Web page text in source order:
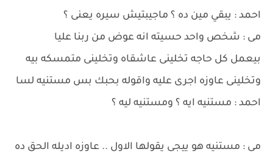
احمد : يبقي مين ده ؟ ماجيبتيش سيره يعنى ؟
مى : شخص واحد حسيته انه عوض من ربنا عليا
بيعمل كل حاجه تخلينى عاشقاه وتخلينى متمسكه بيه
وتخلينى عاوزه اجرى عليه واقوله بحبك بس مستنيه لسا
احمد : مستنيه ايه ؟ ومستنيه ليه ؟
مى : مستنيه هو ييجى يقولها الاول .. عاوزه اديله الحق ده